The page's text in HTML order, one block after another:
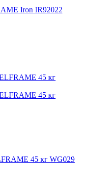
Iron IR92022
45 кг WG029